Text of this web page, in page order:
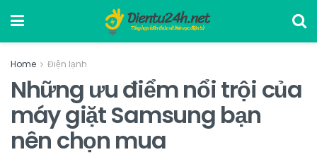
Home Điện lạnh
Những ưu điểm nổi trội của
máy giặt Samsung bạn
nên chọn mua